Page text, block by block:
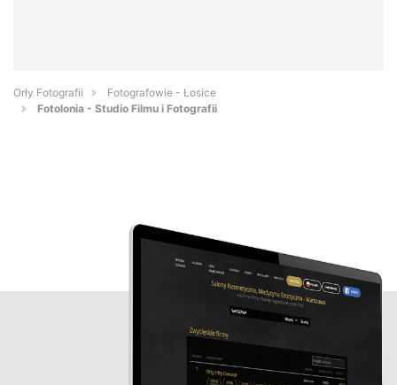
Orły Fotografii
Fotografowie - Łosice
Fotolonia - Studio Filmu i Fotografii